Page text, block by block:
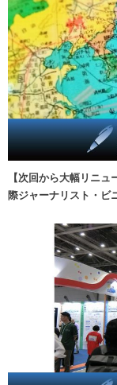
【次回から大幅リニ
際ジャーナリスト・ビ